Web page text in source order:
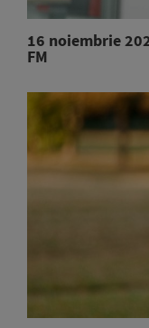
16 noiembrie
FM